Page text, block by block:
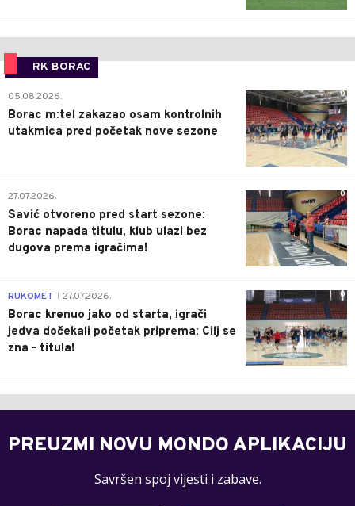
RK BORAC
0
05.08.2026.
Borac m:tel zakazao osam kontrolnih
utakmica pred početak nove sezone
0
27.07.2026.
Savić otvoreno pred start sezone:
Borac napada titulu, klub ulazi bez
dugova prema igračima!
0
RUKOMET 27.07.2026.
Borac krenuo jako od starta, igrači
jedva dočekali početak priprema: Cilj se
zna - titula!
PREUZMI NOVU MONDO APLIKACIJU
Savršen spoj vijesti i zabave.